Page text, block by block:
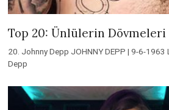
Top 20: Ünlülerin Dövmeleri
20. Johnny Depp JOHNNY DEPP | 9-6-1963
Depp